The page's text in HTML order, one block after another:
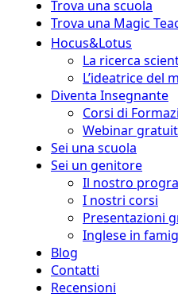
Trova una scuola
Trova una Magic
Hocus&Lotus
La ricerca
L’ideatrice del
Diventa Insegnante
Corsi di
Webinar
Sei una scuola
Sei un genitore
Il nostro
I nostri corsi
Presentazioni
Inglese in
Blog
Contatti
Recensioni